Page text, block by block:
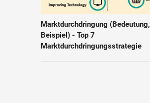
Marktdurchdringung (Bedeutung,
Beispiel) - Top 7
Marktdurchdringungsstrategie